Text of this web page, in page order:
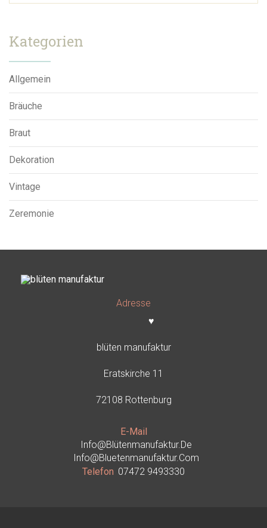
Kategorien
Allgemein
Bräuche
Braut
Dekoration
Vintage
Zeremonie
Adresse
♥
blüten manufaktur
Eratskirche 11
72108 Rottenburg
E-Mail
Info@blütenmanufaktur.de
Info@bluetenmanufaktur.com
Telefon 07472 9493330